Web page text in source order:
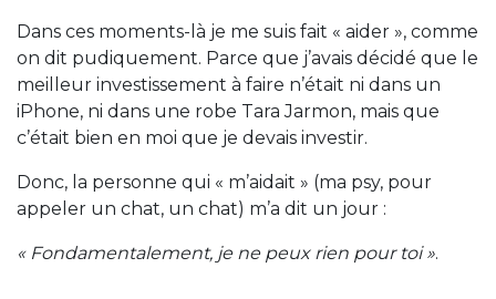
Dans ces moments-là je me suis fait « aider », comme
on dit pudiquement. Parce que j’avais décidé que le
meilleur investissement à faire n’était ni dans un
iPhone, ni dans une robe Tara Jarmon, mais que
c’était bien en moi que je devais investir.
Donc, la personne qui « m’aidait » (ma psy, pour
appeler un chat, un chat) m’a dit un jour :
« Fondamentalement, je ne peux rien pour toi ».